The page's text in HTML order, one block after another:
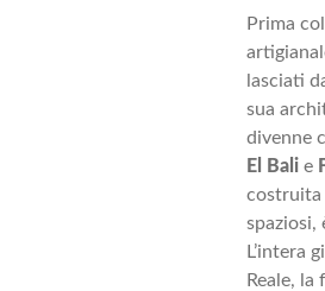
Prima
lasciati
sua
divenne
El Bali e
costruita
spaziosi,
L’intera
Reale,